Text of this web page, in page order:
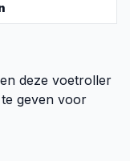
deze voetroller
geven voor